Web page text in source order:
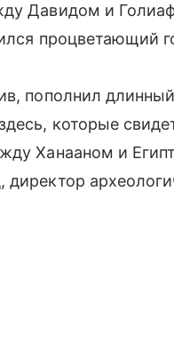
Давидом и
процветающий
пополнил
которые
Ханааном и